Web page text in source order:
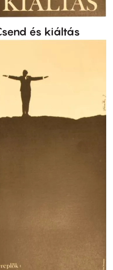
és kiáltás